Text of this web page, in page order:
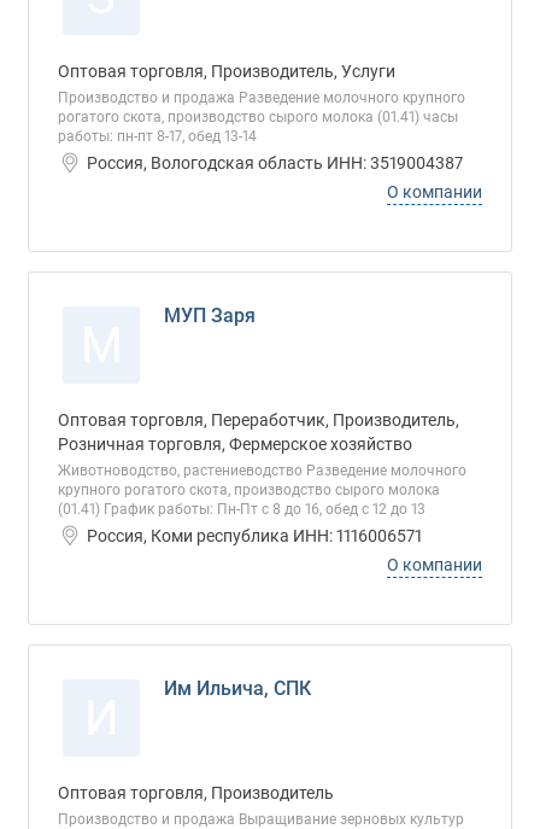
Оптовая торговля, Производитель, Услуги
Производство и продажа Разведение молочного крупного
рогатого скота, производство сырого молока (01.41) часы
работы: пн-пт 8-17, обед 13-14
Россия, Вологодская область ИНН: 3519004387
О компании
МУП Заря
Оптовая торговля, Переработчик, Производитель,
Розничная торговля, Фермерское хозяйство
Животноводство, растениеводство Разведение молочного
крупного рогатого скота, производство сырого молока
(01.41) График работы: Пн-Пт с 8 до 16, обед с 12 до 13
Россия, Коми республика ИНН: 1116006571
О компании
Им Ильича, СПК
Оптовая торговля, Производитель
Производство и продажа Выращивание зерновых культур